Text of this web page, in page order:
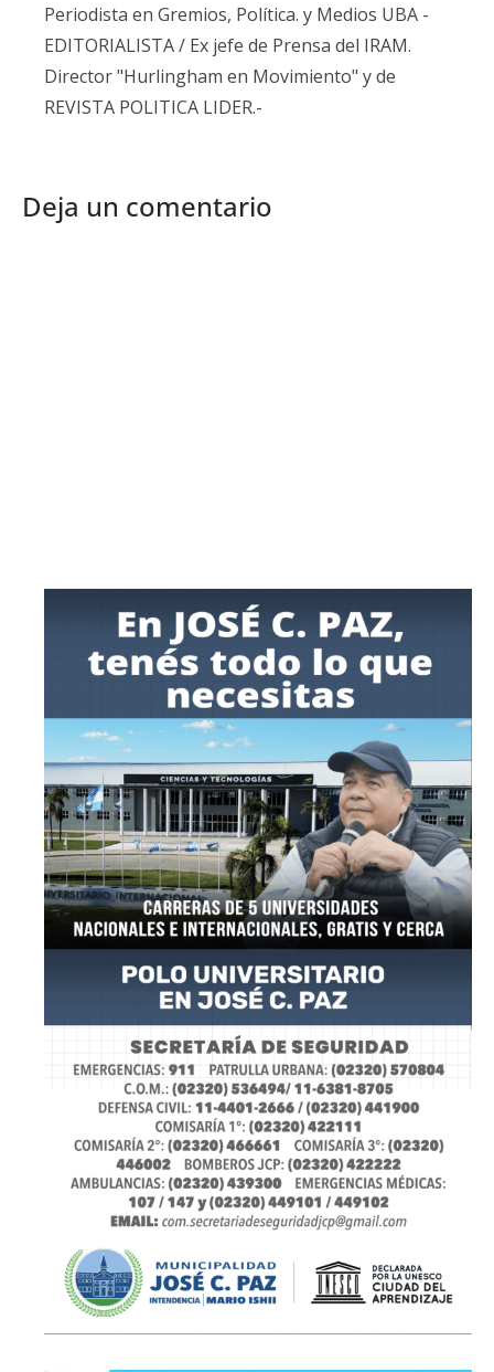
Periodista en Gremios, Política. y Medios UBA -
EDITORIALISTA / Ex jefe de Prensa del IRAM.
Director "Hurlingham en Movimiento" y de
REVISTA POLITICA LIDER.-
Deja un comentario